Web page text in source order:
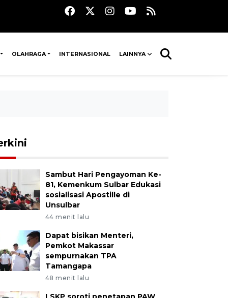
OLAHRAGA INTERNASIONAL LAINNYA
Sambut Hari Pengayoman Ke-
81, Kemenkum Sulbar Edukasi
sosialisasi Apostille di
Unsulbar
44 menit lalu
Dapat bisikan Menteri,
Pemkot Makassar
sempurnakan TPA
Tamangapa
48 menit lalu